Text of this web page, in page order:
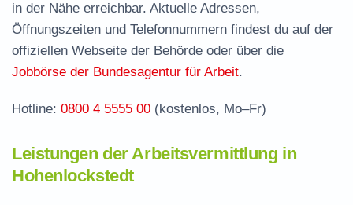
Jobcenter Steinburg – zuständige Stelle
Stellenangebote und Jobbörse in
Hohenlockstedt
in der Nähe erreichbar. Aktuelle Adressen,
Öffnungszeiten und Telefonnummern findest du auf der
offiziellen Webseite der Behörde oder über die
Jobbörse der Bundesagentur für Arbeit.
Hotline: 0800 4 5555 00 (kostenlos, Mo–Fr)
Leistungen der Arbeitsvermittlung in
Hohenlockstedt